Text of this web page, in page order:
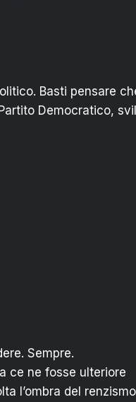
Basti pensare
Democratico,
Sempre.
ce ne fosse ulteriore
l’ombra del renzismo